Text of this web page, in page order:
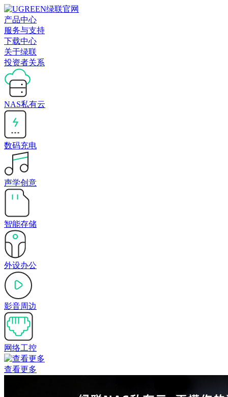
产品中心
服务与支持
下载中心
关于绿联
投资者关系
NAS私有云
数码充电
声学创意
智能存储
外设办公
影音周边
网络工控
查看更多